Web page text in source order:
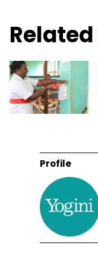
Related
Profile